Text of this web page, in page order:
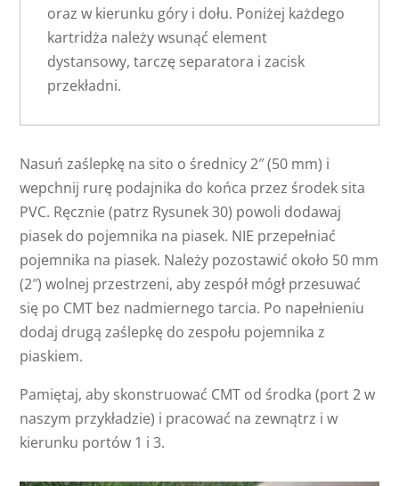
oraz w kierunku góry i dołu. Poniżej każdego
kartridża należy wsunąć element
dystansowy, tarczę separatora i zacisk
przekładni.
Nasuń zaślepkę na sito o średnicy 2″ (50 mm) i
wepchnij rurę podajnika do końca przez środek sita
PVC. Ręcznie (patrz Rysunek 30) powoli dodawaj
piasek do pojemnika na piasek. NIE przepełniać
pojemnika na piasek. Należy pozostawić około 50 mm
(2″) wolnej przestrzeni, aby zespół mógł przesuwać
się po CMT bez nadmiernego tarcia. Po napełnieniu
dodaj drugą zaślepkę do zespołu pojemnika z
piaskiem.
Pamiętaj, aby skonstruować CMT od środka (port 2 w
naszym przykładzie) i pracować na zewnątrz i w
kierunku portów 1 i 3.